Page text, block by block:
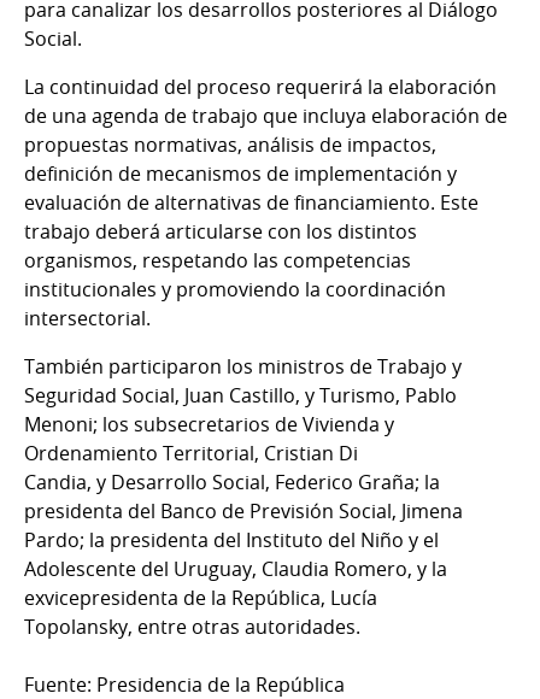
para canalizar los desarrollos posteriores al Diálogo
Social.
La continuidad del proceso requerirá la elaboración
de una agenda de trabajo que incluya elaboración de
propuestas normativas, análisis de impactos,
definición de mecanismos de implementación y
evaluación de alternativas de financiamiento. Este
trabajo deberá articularse con los distintos
organismos, respetando las competencias
institucionales y promoviendo la coordinación
intersectorial.
También participaron los ministros de Trabajo y
Seguridad Social, Juan Castillo, y Turismo, Pablo
Menoni; los subsecretarios de Vivienda y
Ordenamiento Territorial, Cristian Di
Candia, y Desarrollo Social, Federico Graña; la
presidenta del Banco de Previsión Social, Jimena
Pardo; la presidenta del Instituto del Niño y el
Adolescente del Uruguay, Claudia Romero, y la
exvicepresidenta de la República, Lucía
Topolansky, entre otras autoridades.
Fuente: Presidencia de la República